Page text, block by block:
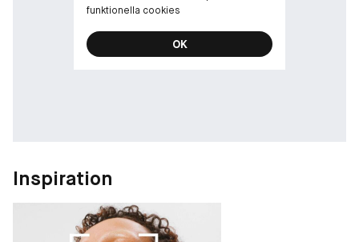
funktionella cookies
OK
Inspiration